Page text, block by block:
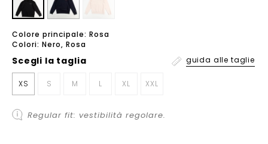
Colore principale: Rosa
Colori: Nero, Rosa
Scegli la taglia guida alle taglie
XS S M L XL XXL
Regular fit: vestibilità regolare.